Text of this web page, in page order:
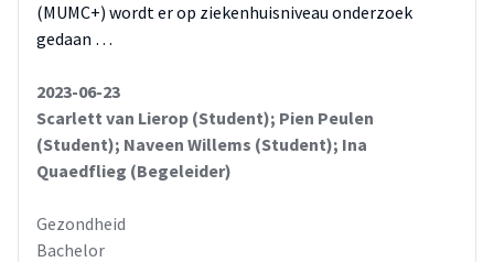
(MUMC+) wordt er op ziekenhuisniveau onderzoek
gedaan …
2023-06-23
Scarlett van Lierop (Student); Pien Peulen
(Student); Naveen Willems (Student); Ina
Quaedflieg (Begeleider)
Gezondheid
Bachelor